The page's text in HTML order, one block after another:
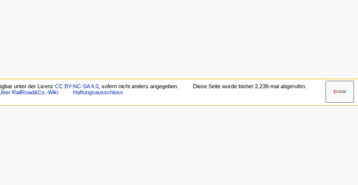
unter der Lizenz CC BY-NC-SA 4.0, sofern nicht anders angegeben.
Diese Seite wurde bisher 2.236-mal abgerufen.
RailRoad&Co.-Wiki Haftungsausschluss